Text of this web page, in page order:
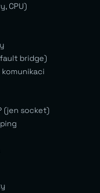
CPU)
bridge)
(jen socket)